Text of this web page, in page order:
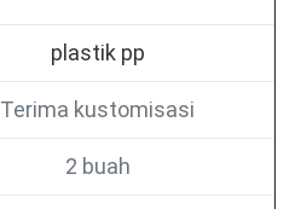
plastik pp
Terima kustomisasi
2 buah